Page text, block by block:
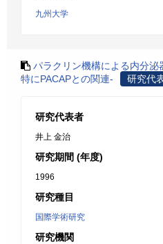
九州大学
パラクリン機構による内分
特にPACAPとの関連-
研究代
研究代表者
井上 金治
研究期間 (年度)
1996
研究種目
国際学術研究
研究機関